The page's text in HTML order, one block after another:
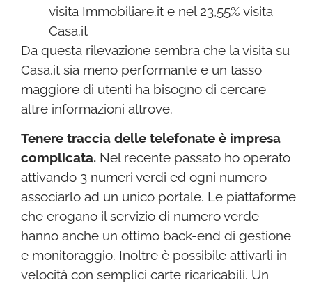
visita Immobiliare.it e nel 23,55% visita
Casa.it
Da questa rilevazione sembra che la visita su
Casa.it sia meno performante e un tasso
maggiore di utenti ha bisogno di cercare
altre informazioni altrove.
Tenere traccia delle telefonate è impresa
complicata. Nel recente passato ho operato
attivando 3 numeri verdi ed ogni numero
associarlo ad un unico portale. Le piattaforme
che erogano il servizio di numero verde
hanno anche un ottimo back-end di gestione
e monitoraggio. Inoltre è possibile attivarli in
velocità con semplici carte ricaricabili. Un